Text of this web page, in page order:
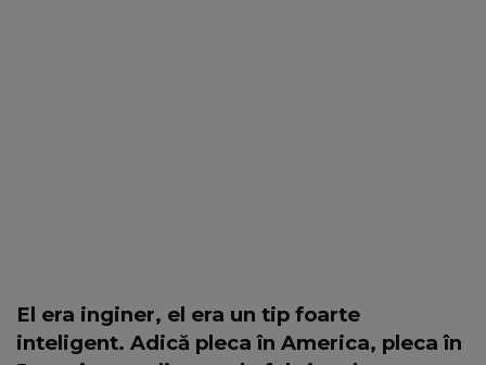
El era inginer, el era un tip foarte
inteligent. Adică pleca în America, pleca în